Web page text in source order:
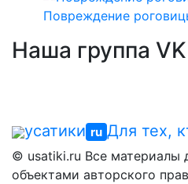
Повреждение
Наша группа VK
усатики ru Для тех,
© usatiki.ru Все материалы
объектами авторского